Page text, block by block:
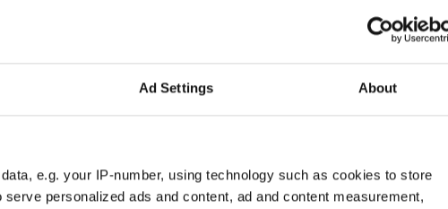
Ad Settings About
e.g. your IP-number, using technology such as cookies to store
personalized ads and content, ad and content measurement,